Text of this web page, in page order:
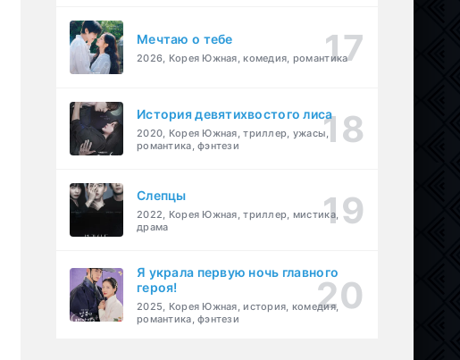
Мечтаю о тебе
2026, Корея Южная, комедия, романтика
История девятихвостого лиса
2020, Корея Южная, триллер, ужасы,
романтика, фэнтези
Слепцы
2022, Корея Южная, триллер, мистика,
драма
Я украла первую ночь главного
героя!
2025, Корея Южная, история, комедия,
романтика, фэнтези